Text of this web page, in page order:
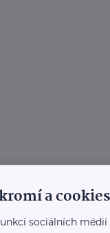
a cookies
sociálních médií